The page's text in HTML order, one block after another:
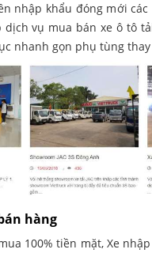
nhập khẩu đóng mới
dịch vụ mua bán xe ô tô
nhanh gọn phụ tùng
hàng
100% tiền mặt, Xe